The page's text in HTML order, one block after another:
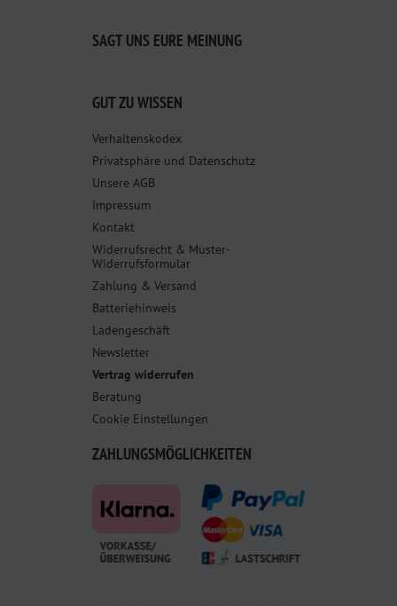
SAGT UNS EURE MEINUNG
GUT ZU WISSEN
Verhaltenskodex
Privatsphäre und Datenschutz
Unsere AGB
Impressum
Kontakt
Widerrufsrecht & Muster-
Widerrufsformular
Zahlung & Versand
Batteriehinweis
Ladengeschäft
Newsletter
Vertrag widerrufen
Beratung
Cookie Einstellungen
ZAHLUNGSMÖGLICHKEITEN